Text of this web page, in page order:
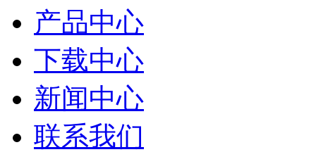
产品中心
下载中心
新闻中心
联系我们